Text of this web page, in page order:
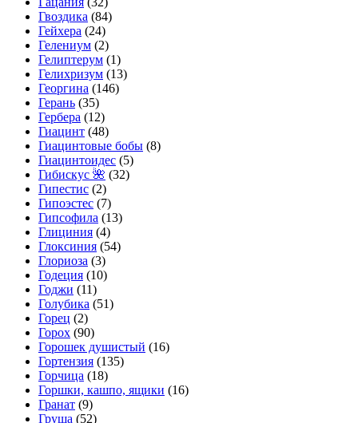
Гвоздика (84)
Гейхера (24)
Гелениум (2)
Гелиптерум (1)
Гелихризум (13)
Георгина (146)
Герань (35)
Гербера (12)
Гиацинт (48)
Гиацинтовые бобы (8)
Гиацинтоидес (5)
Гибискус 🌺 (32)
Гипестис (2)
Гипоэстес (7)
Гипсофила (13)
Глициния (4)
Глоксиния (54)
Глориоза (3)
Годеция (10)
Годжи (11)
Голубика (51)
Горец (2)
Горох (90)
Горошек душистый (16)
Гортензия (135)
Горчица (18)
Горшки, кашпо, ящики (16)
Гранат (9)
Груша (52)